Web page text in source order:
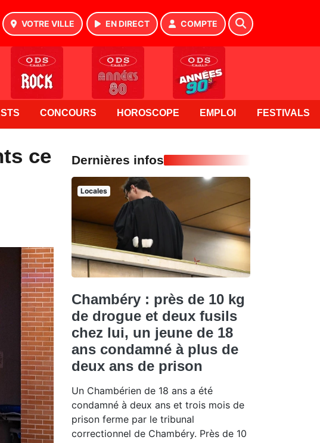
VOTRE VILLE EN DIRECT COMPTE
CONCOURS HOROSCOPE EMPLOI FESTIVALS
ce
Dernières infos
Locales
Chambéry : près de 10 kg
de drogue et deux fusils
chez lui, un jeune de 18
ans condamné à plus de
deux ans de prison
Un Chambérien de 18 ans a été
condamné à deux ans et trois mois de
prison ferme par le tribunal
correctionnel de Chambéry. Près de 10